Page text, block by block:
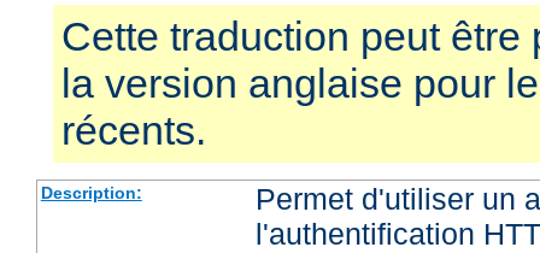
Cette traduction peut être
la version anglaise pour
récents.
Description:
Permet d'utiliser un
l'authentification